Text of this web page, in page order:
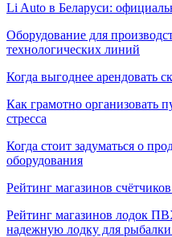
Li Auto в Беларуси:
Оборудование для
технологических линий
Когда выгоднее арендовать
Как грамотно организовать
стресса
Когда стоит задуматься о
оборудования
Рейтинг магазинов
Рейтинг магазинов лодок
надежную лодку для